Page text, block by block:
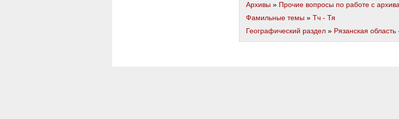
Архивы » Прочие вопросы по работе с
Фамильные темы » Тч - Тя
Географический раздел » Рязанская